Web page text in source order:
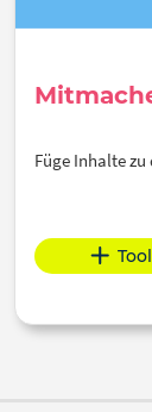
Füge Inhalte